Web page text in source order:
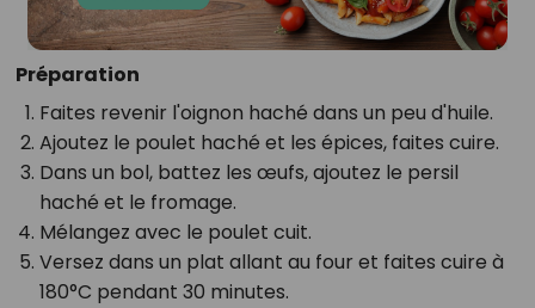
Préparation
Faites revenir l'oignon haché dans un peu d'huile.
Ajoutez le poulet haché et les épices, faites cuire.
Dans un bol, battez les œufs, ajoutez le persil
haché et le fromage.
Mélangez avec le poulet cuit.
Versez dans un plat allant au four et faites cuire à
180°C pendant 30 minutes.